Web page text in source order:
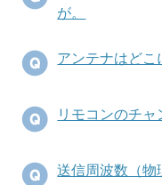
が。
アンテナはどこ
リモコンのチャ
送信周波数（物